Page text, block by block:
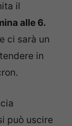
il
alle 6.
ci sarà un
in
può uscire